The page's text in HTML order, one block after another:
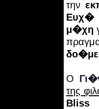
την
Ευχ�
μ�χη
O
της